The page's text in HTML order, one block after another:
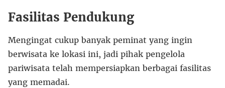
Fasilitas Pendukung
Mengingat cukup banyak peminat yang ingin
berwisata ke lokasi ini, jadi pihak pengelola
pariwisata telah mempersiapkan berbagai fasilitas
yang memadai.